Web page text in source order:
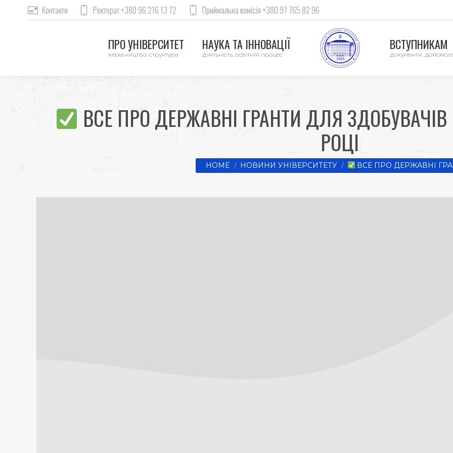
Контакти Ректорат +380 96 216 13 72 Приймальна комісія +380 97 765 82 96
ПРО УНІВЕРСИТЕТ
керівництво, структура
НАУКА ТА ІННОВАЦІЇ
діяльність, освітній процес
ВСТУПНИКАМ
документи,
ВСЕ ПРО ДЕРЖАВНІ ГРАНТИ ДЛЯ ЗДОБУВАЧІВ
РОЦІ
You are here:
HOME НОВИНИ УНІВЕРСИТЕТУ ВСЕ ПРО ДЕРЖАВНІ